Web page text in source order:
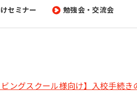
セミナー 勉強会・交流会